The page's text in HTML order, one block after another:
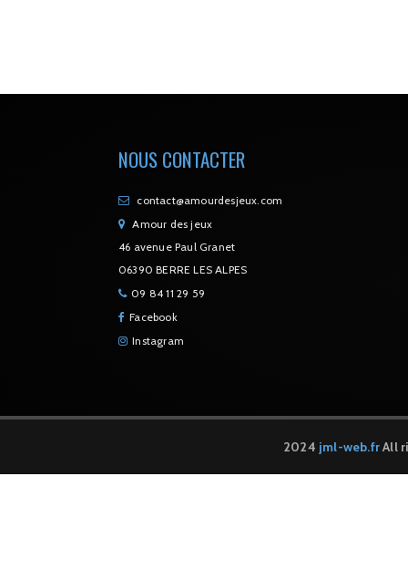
NOUS CONTACTER
contact@amourdesjeux.com
Amour des jeux
46 avenue Paul Granet
06390 BERRE LES ALPES
09 84 11 29 59
Facebook
Instagram
2024 jml-web.frAll